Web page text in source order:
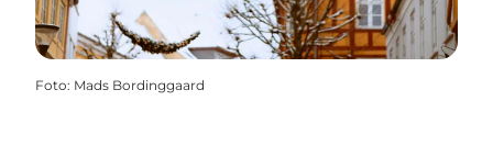
Foto: Mads Bordinggaard